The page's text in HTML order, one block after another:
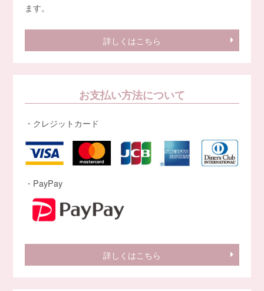
ます。
詳しくはこちら
お支払い方法について
・クレジットカード
・PayPay
詳しくはこちら